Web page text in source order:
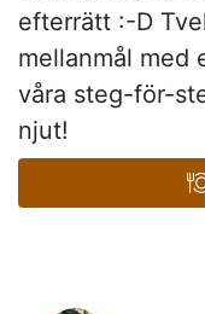
efterrätt :-D
mellanmål med
våra steg-för-
njut!